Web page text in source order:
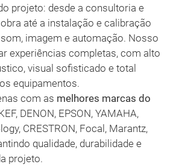
projeto: desde a consultoria e
até a instalação e calibração
imagem e automação. Nosso
experiências completas, com alto
visual sofisticado e total
equipamentos.
com as melhores marcas do
DENON, EPSON, YAMAHA,
CRESTRON, Focal, Marantz,
qualidade, durabilidade e
projeto.